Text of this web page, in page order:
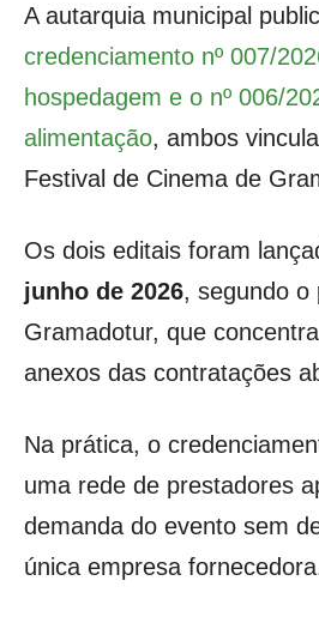
A autarquia municipal
credenciamento nº 007/
hospedagem e o nº 006/
alimentação, ambos
Festival de Cinema de
Os dois editais foram
junho de 2026, segundo o
Gramadotur, que
anexos das contratações
Na prática, o
uma rede de prestadores
demanda do evento sem
única empresa